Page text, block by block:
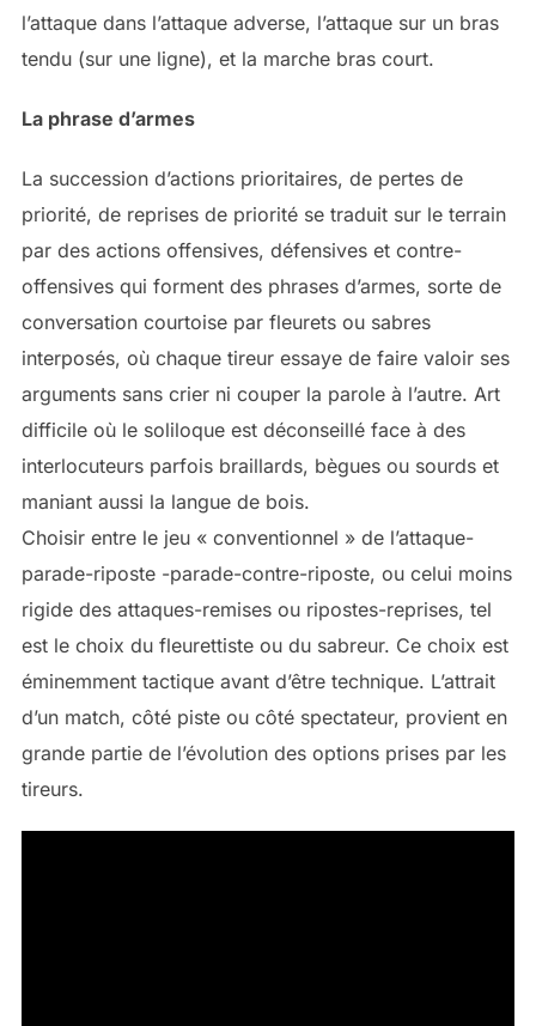
l’attaque dans l’attaque adverse, l’attaque sur un bras
tendu (sur une ligne), et la marche bras court.
La phrase d’armes
La succession d’actions prioritaires, de pertes de
priorité, de reprises de priorité se traduit sur le terrain
par des actions offensives, défensives et contre-
offensives qui forment des phrases d’armes, sorte de
conversation courtoise par fleurets ou sabres
interposés, où chaque tireur essaye de faire valoir ses
arguments sans crier ni couper la parole à l’autre. Art
difficile où le soliloque est déconseillé face à des
interlocuteurs parfois braillards, bègues ou sourds et
maniant aussi la langue de bois.
Choisir entre le jeu « conventionnel » de l’attaque-
parade-riposte -parade-contre-riposte, ou celui moins
rigide des attaques-remises ou ripostes-reprises, tel
est le choix du fleurettiste ou du sabreur. Ce choix est
éminemment tactique avant d’être technique. L’attrait
d’un match, côté piste ou côté spectateur, provient en
grande partie de l’évolution des options prises par les
tireurs.